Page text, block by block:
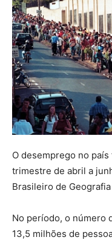
O desemprego no
trimestre de abril a
Brasileiro de
No período, o número
13,5 milhões de